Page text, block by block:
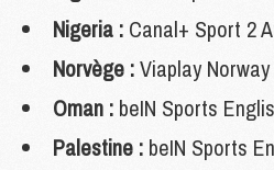
Nigeria : Canal+ Sport 2
Norvège :Viaplay Norway
Oman : beIN Sports
Palestine : beIN Sports